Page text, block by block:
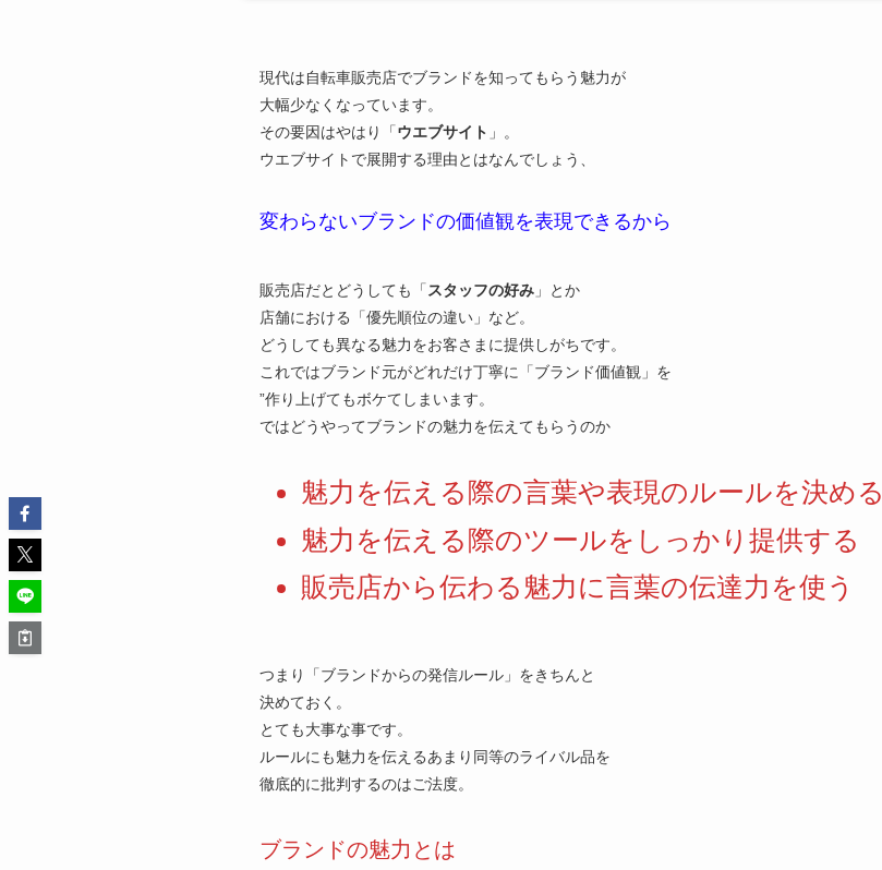
現代は自転車販売店でブランドを知ってもらう魅力が
大幅少なくなっています。
その要因はやはり「ウエブサイト 」。
ウエブサイトで展開する理由とはなんでしょう、
変わらないブランドの価値観を表現できるから
販売店だとどうしても「スタッフの好み 」とか
店舗における「優先順位の違い」など。
どうしても異なる魅力をお客さまに提供しがちです。
これではブランド元がどれだけ丁寧に「ブランド価値観」を
”作り上げてもボケてしまいます。
ではどうやってブランドの魅力を伝えてもらうのか
魅力を伝える際の言葉や表現のルールを決める
魅力を伝える際のツールをしっかり提供する
販売店から伝わる魅力に言葉の伝達力を使う
つまり「ブランドからの発信ルール」をきちんと
決めておく。
とても大事な事です。
ルールにも魅力を伝えるあまり同等のライバル品を
徹底的に批判するのはご法度。
ブランドの魅力とは